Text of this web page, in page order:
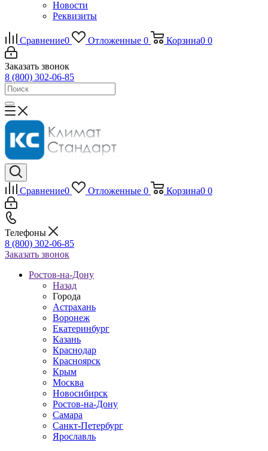
Новости
Реквизиты
Сравнение0 Отложенные 0 Корзина0 0
Заказать звонок
8 (800) 302-06-85
Сравнение0 Отложенные 0 Корзина0 0
Телефоны
8 (800) 302-06-85
Заказать звонок
Ростов-на-Дону
Назад
Города
Астрахань
Воронеж
Екатеринбург
Казань
Краснодар
Красноярск
Крым
Москва
Новосибирск
Ростов-на-Дону
Самара
Санкт-Петербург
Ярославль